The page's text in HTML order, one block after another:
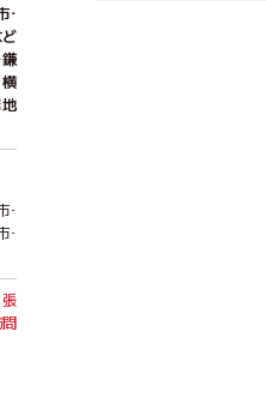
･
･
･